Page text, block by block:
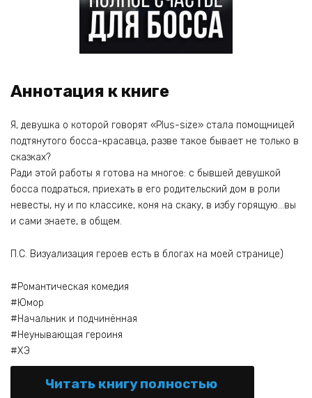
Аннотация к книге
Я, девушка о которой говорят «Plus-size» стала помощницей
подтянутого босса-красавца, разве такое бывает не только в
сказках?
Ради этой работы я готова на многое: с бывшей девушкой
босса подраться, приехать в его родительский дом в роли
невесты, ну и по классике, коня на скаку, в избу горящую…вы
и сами знаете, в общем.
П.С. Визуализация героев есть в блогах на моей странице)
#Романтическая комедия
#Юмор
#Начальник и подчинённая
#Неунывающая героиня
#ХЭ
Читать книгу полностью